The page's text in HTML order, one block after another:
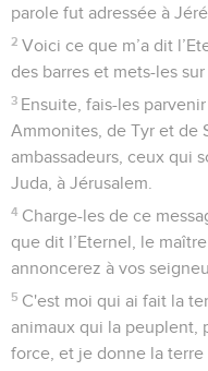
parole fut adressée à
2 Voici ce que m’a dit
des barres et mets-les sur
3 Ensuite, fais-les
Ammonites, de Tyr et de
ambassadeurs, ceux qui
Juda, à Jérusalem.
4 Charge-les de ce
que dit l’Eternel, le
annoncerez à vos
5 C'est moi qui ai fait la
animaux qui la peuplent,
force, et je donne la terre